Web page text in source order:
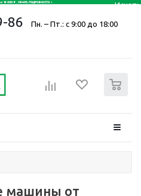
86 Пн. – Пт.: с 9:00 до 18:00
машины от